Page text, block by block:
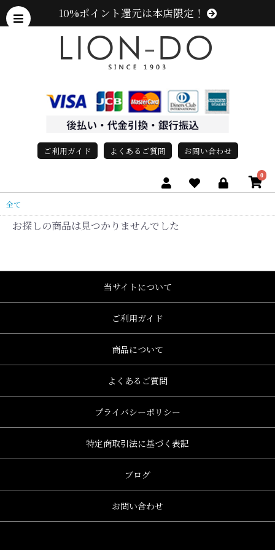
10%ポイント還元は本店限定！
ご利用ガイド よくあるご質問 お問い合わせ
0
全て
お探しの商品は見つかりませんでした
当サイトについて
ご利用ガイド
商品について
よくあるご質問
プライバシーポリシー
特定商取引法に基づく表記
ブログ
お問い合わせ